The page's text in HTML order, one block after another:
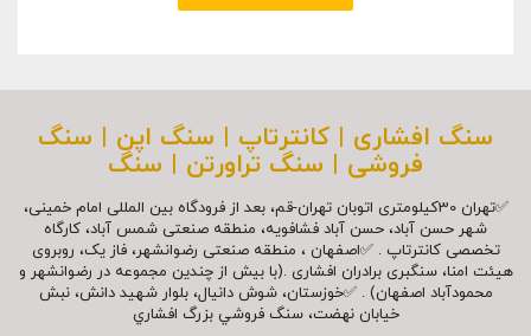
سنگ افشاری | کانترتاپ | سنگ اپن | سنگ
فروشی | سنگ تراورتن | سنگ
✅تهران 30کیلومتری اتوبان تهران-قم، بعد از فرودگاه بین المللی امام خمینی،
شهر حسن آباد، حسن آباد فشافویه، منطقه صنعتی شمس آباد، کارگاه
تخصصی کانترتاپ . ✅اصفهان ، منطقه صنعتی رضوانشهر، فاز یک، روبروی
هیئت امنا، سنگبری برادران افشاری .(با بیش از چندین مجموعه در رضوانشهر و
محمودآباد اصفهان) . ✅خوزستان، شوش دانیال، بلوار شهيد دانش، نبش
خیابان نهضت، سنگ فروشي بزرگ افشاري